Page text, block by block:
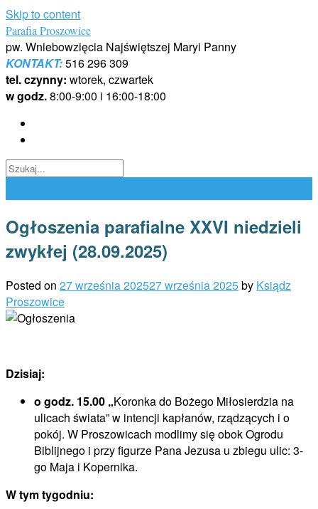
Skip to content
Parafia Proszowice
pw. Wniebowzięcia Najświętszej Maryi Panny
KONTAKT:516 296 309
tel. czynny: wtorek, czwartek
w godz.8:00-9:00 i 16:00-18:00
Ogłoszenia parafialne XXVI niedzieli
zwykłej (28.09.2025)
Posted on 27 września 202527 września 2025by Ksiądz
Proszowice
Dzisiaj:
o godz. 15.00 „Koronka do Bożego Miłosierdzia na
ulicach świata” w intencji kapłanów, rządzących i o
pokój. W Proszowicach modlimy się obok Ogrodu
Biblijnego i przy figurze Pana Jezusa u zbiegu ulic: 3-
go Maja i Kopernika.
W tym tygodniu: